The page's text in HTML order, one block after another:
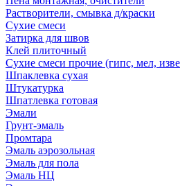
Растворители, смывка д/краски
Сухие смеси
Затирка для швов
Клей плиточный
Сухие смеси прочие (гипс, мел,
Шпаклевка сухая
Штукатурка
Шпатлевка готовая
Эмали
Грунт-эмаль
Промтара
Эмаль аэрозольная
Эмаль для пола
Эмаль НЦ